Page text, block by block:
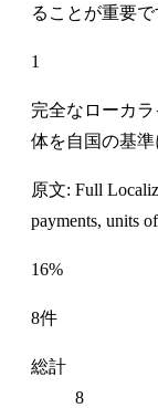
ることが重要で
1
完全なローカ
体を自国の基
原文: Full
payments, units
16%
8件
総計
8